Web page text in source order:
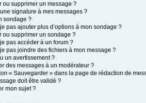
ou supprimer un message ?
signature à mes messages ?
sondage ?
pas ajouter plus d’options à mon sondage ?
ou supprimer un sondage ?
pas accéder à un forum ?
pas joindre des fichiers à mon message ?
un avertissement ?
des messages à un modérateur ?
« Sauvegarder » dans la page de rédaction de
doit être validé ?
mon sujet ?